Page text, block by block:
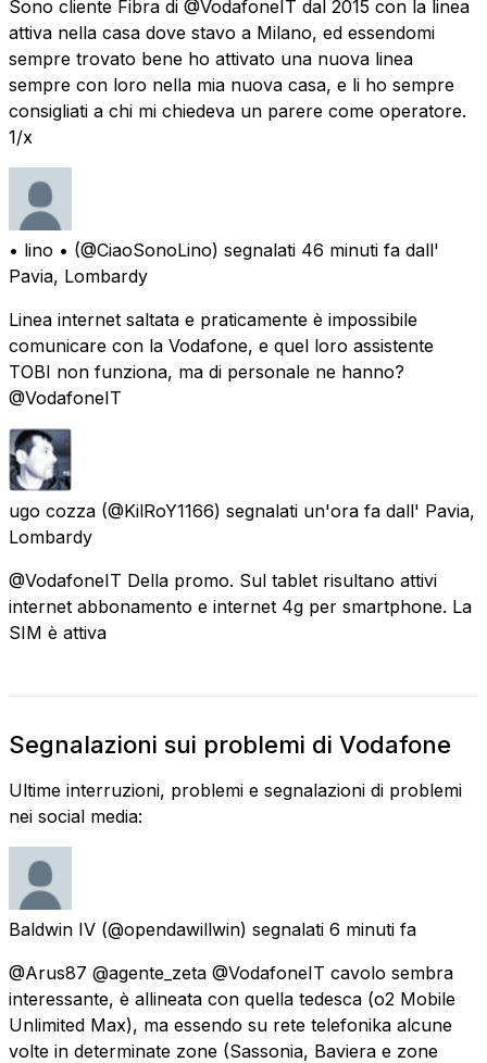
Sono cliente Fibra di @VodafoneIT dal 2015 con la linea
attiva nella casa dove stavo a Milano, ed essendomi
sempre trovato bene ho attivato una nuova linea
sempre con loro nella mia nuova casa, e li ho sempre
consigliati a chi mi chiedeva un parere come operatore.
1/x
• lino • (@CiaoSonoLino) segnalati 46 minuti fa dall'
Pavia, Lombardy
Linea internet saltata e praticamente è impossibile
comunicare con la Vodafone, e quel loro assistente
TOBI non funziona, ma di personale ne hanno?
@VodafoneIT
ugo cozza (@KilRoY1166) segnalati un'ora fa dall' Pavia,
Lombardy
@VodafoneIT Della promo. Sul tablet risultano attivi
internet abbonamento e internet 4g per smartphone. La
SIM è attiva
Segnalazioni sui problemi di Vodafone
Ultime interruzioni, problemi e segnalazioni di problemi
nei social media:
Baldwin IV (@opendawillwin) segnalati 6 minuti fa
@Arus87 @agente_zeta @VodafoneIT cavolo sembra
interessante, è allineata con quella tedesca (o2 Mobile
Unlimited Max), ma essendo su rete telefonika alcune
volte in determinate zone (Sassonia, Baviera e zone